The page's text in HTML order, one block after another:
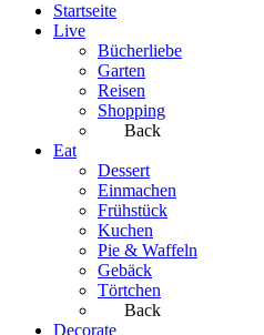
Startseite
Live
Bücherliebe
Garten
Reisen
Shopping
Back
Eat
Dessert
Einmachen
Frühstück
Kuchen
Pie & Waffeln
Gebäck
Törtchen
Back
Decorate